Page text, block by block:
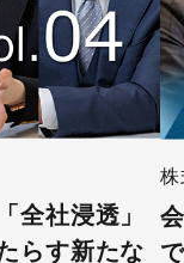
全社浸透」
らす新たな
株